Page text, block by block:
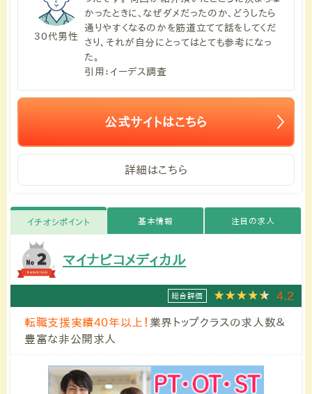
30代男性
かったときに、なぜダメだったのか、どうしたら
通りやすくなるのかを筋道立てて話をしてくだ
さり、それが自分にとってはとても参考になっ
た。
引用：イーデス調査
公式サイトはこちら
詳細はこちら
イチオシポイント 基本情報 注目の求人
マイナビコメディカル
総合評価 4.2
転職支援実績40年以上！ 業界トップクラスの求人数＆
豊富な非公開求人